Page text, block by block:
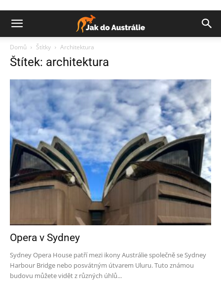
Domů Štítky Architektura
Štítek: architektura
Opera v Sydney
Sydney Opera House patří mezi ikony Austrálie společně se Sydney
Harbour Bridge nebo posvátným útvarem Uluru. Tuto známou
budovu můžete vidět z různých úhlů...